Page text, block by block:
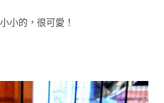
小的，很可愛！